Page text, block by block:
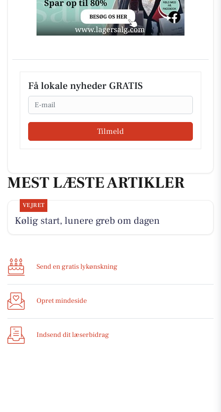
Få lokale nyheder GRATIS
Email
Tilmeld
MEST LÆSTE ARTIKLER
VEJRET
Kølig start, lunere greb om dagen
Send en gratis lykønskning
Opret mindeside
Indsend dit læserbidrag